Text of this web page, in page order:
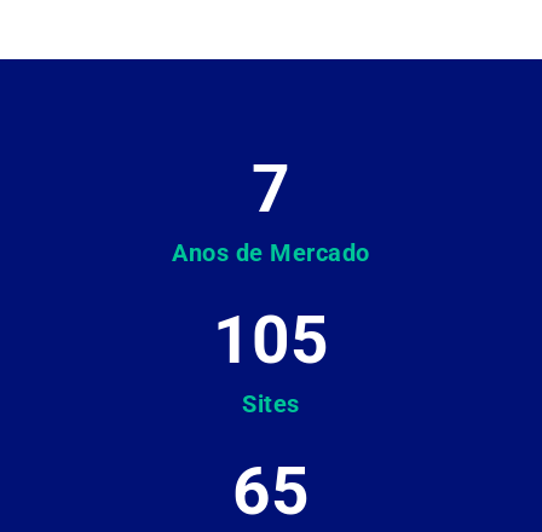
Anos de Mercado
7
Sites
105
65